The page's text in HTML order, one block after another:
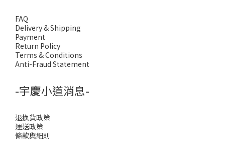
FAQ
Delivery & Shipping
Payment
Return Policy
Terms & Conditions
Anti-Fraud Statement
-宇慶小道消息-
退換貨政策
運送政策
條款與細則